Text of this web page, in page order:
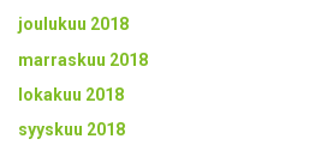
joulukuu 2018
marraskuu 2018
lokakuu 2018
syyskuu 2018